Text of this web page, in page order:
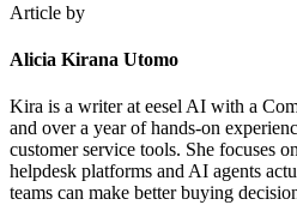
Article by
Alicia Kirana Utomo
Kira is a writer at eesel AI with a
and over a year of hands-on
customer service tools. She focuses
helpdesk platforms and AI agents
teams can make better buying